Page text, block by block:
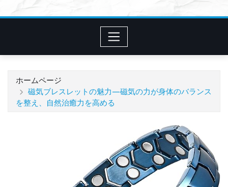
ホームページ
磁気ブレスレットの魅力—磁気の力が身体のバランス
を整え、自然治癒力を高める